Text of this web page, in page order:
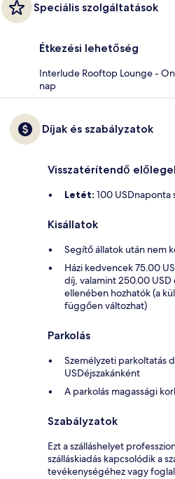
Speciális szolgáltatások
Étkezési lehetőség
Interlude Rooftop Lounge -
nap
Díjak és szabályzatok
Visszatérítendő
Letét: 100 USDnaponta
Kisállatok
Segítő állatok után nem
Házi kedvencek 75.00
díj, valamint 250.00 USD
ellenében hozhatók (a
függően változhat)
Parkolás
Személyzeti parkoltatás
USDéjszakánként
A parkolás magassági
Szabályzatok
Ezt a szálláshelyet
szálláskiadás kapcsolódik a
tevékenységéhez vagy